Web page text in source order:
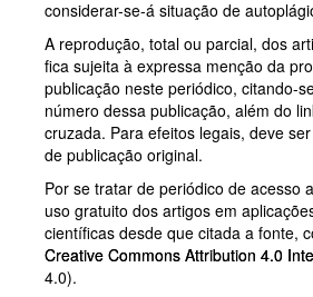
considerar-se-á situação de
A reprodução, total ou parcial, dos
fica sujeita à expressa menção da
publicação neste periódico, citando-
número dessa publicação, além do
cruzada. Para efeitos legais, deve
de publicação original.
Por se tratar de periódico de acesso
uso gratuito dos artigos em
científicas desde que citada a fonte,
Creative Commons Attribution 4.0
4.0).